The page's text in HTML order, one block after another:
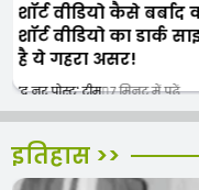
शॉर्ट वीडियो कैसे
शॉर्ट वीडियो का डार्क
है ये गहरा असर!
'द नूर पोस्ट' टीम 7 मिनट में पढ़ें
इतिहास >>